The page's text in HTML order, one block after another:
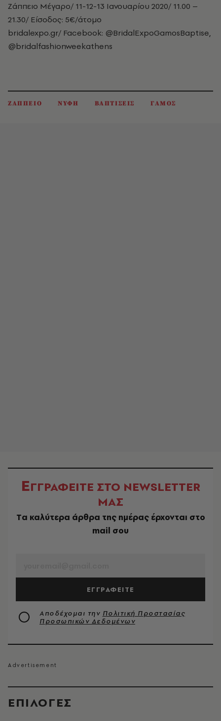
EΠΙΛΟΓΈΣ
Ζάππειο Μέγαρο/ 11-12-13 Ιανουαρίου 2020/ 11.00 –
21.30/ Είσοδος: 5€/άτομο
bridalexpo.gr/ Facebook: @BridalExpoGamosBaptise,
@bridalfashionweekathens
ΖΑΠΠΕΙΟ ΝΥΦΗ ΒΑΠΤΙΣΕΙΣ ΓΑΜΟΣ
ΕΓΓΡΑΦΕΙΤΕ ΣΤΟ NEWSLETTER
ΜΑΣ
Tα καλύτερα άρθρα της ημέρας έρχονται στο
mail σου
ΕΓΓΡΑΦΕΙΤΕ
Αποδέχομαι την Πολιτική Προστασίας
Προσωπικών Δεδομένων